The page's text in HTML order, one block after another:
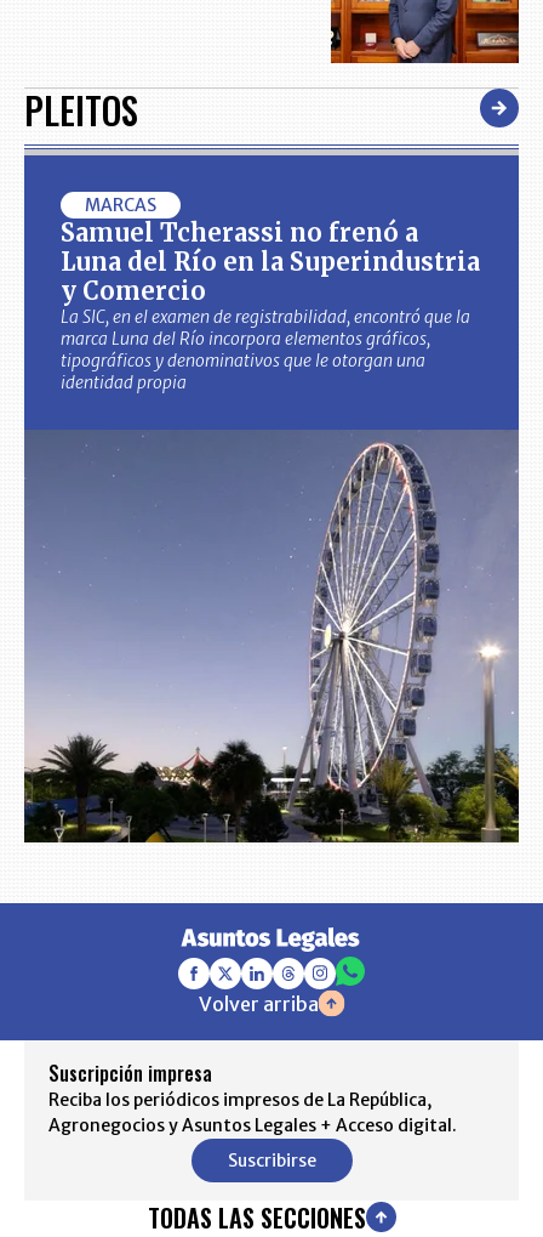
PLEITOS
MARCAS
Samuel Tcherassi no frenó a
Luna del Río en la Superindustria
y Comercio
La SIC, en el examen de registrabilidad, encontró que la
marca Luna del Río incorpora elementos gráficos,
tipográficos y denominativos que le otorgan una
identidad propia
Volver arriba
Suscripción impresa
Reciba los periódicos impresos de La República,
Agronegocios y Asuntos Legales + Acceso digital.
Suscribirse
TODAS LAS SECCIONES